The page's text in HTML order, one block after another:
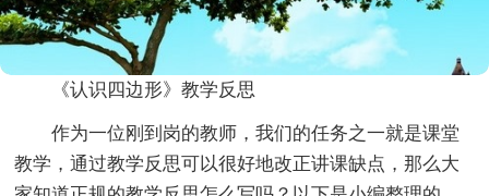
《认识四边形》教学反思
作为一位刚到岗的教师，我们的任务之一就是课堂
教学，通过教学反思可以很好地改正讲课缺点，那么大